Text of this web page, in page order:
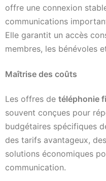
offre une connexion
communications
Elle garantit un accès
membres, les bénévoles
Maîtrise des coûts
Les offres de téléphonie
souvent conçues pour
budgétaires spécifiques
des tarifs avantageux,
solutions économiques
communication.